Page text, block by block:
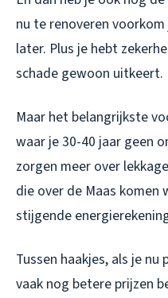
nu te renoveren
later. Plus je hebt
schade gewoon uitkeert.
Maar het belangrijkste
waar je 30-40 jaar geen
zorgen meer over
die over de Maas komen
stijgende
Tussen haakjes, als je
vaak nog betere prijzen